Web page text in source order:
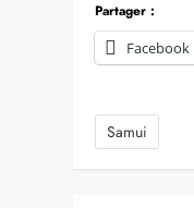
Partager :
Facebook
Samui